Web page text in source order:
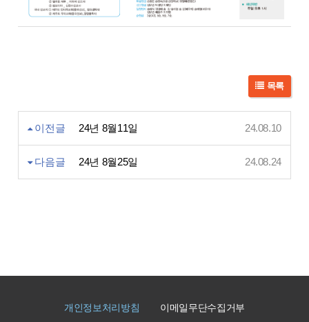
목록
이전글 24년 8월11일 24.08.10
다음글 24년 8월25일 24.08.24
개인정보처리방침 이메일무단수집거부